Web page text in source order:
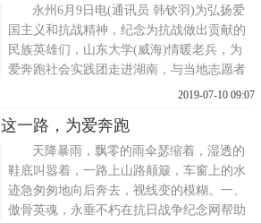
炮声响起，东安县山口铺芭蕉村张家冲后山
坡上，山东大学(威海)
永州6月9日电(通讯员 韩钦羽)为弘扬爱
国主义和抗战精神，纪念为抗战做出贡献的
民族英雄们，山东大学(威海)情暖老兵，为
爱奔跑社会实践团走进湖南，与当地志愿者
一同开展以情暖抗战老兵，传承爱国精神为
团、刘学争等三位老兵。(唐廷谓老人的手印
及签名 高京京 摄)(刘学争老人的手印及签名
高京京 摄)
2019-07-10 09:07
一路，为爱奔跑
天降暴雨，飘零的雨伞瑟缩着，湿透的
鞋底叫嚣着，一路上山路颠簸，车窗上的水
迹急匆匆地向后奔去，视线变的模糊。一、
傲骨英魂，永垂不朽在抗日战争纪念网帮助